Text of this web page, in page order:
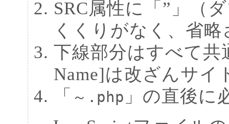
SRC属性に「”」（
くくりがなく、省
下線部分はすべて共
Name]は改ざんサイ
「 ～.php 」の直後に